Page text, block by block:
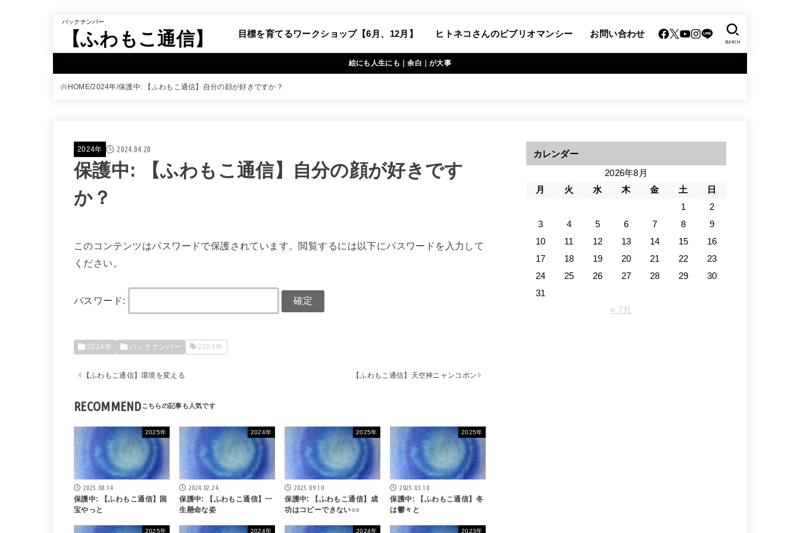
バックナンバー
【ふわもこ通信】 目標を育てるワークショップ【6月、12月】 ヒトネコさんのビブリオマンシー お問い合わせ
SEARCH
絵にも人生にも｜余白｜が大事
HOME 2024年 保護中: 【ふわもこ通信】自分の顔が好きですか？
2024年 2024.04.20
保護中: 【ふわもこ通信】自分の顔が好きです
か？
このコンテンツはパスワードで保護されています。閲覧するには以下にパスワードを入力して
ください。
パスワード:
2024年 バックナンバー 2024年
【ふわもこ通信】環境を変える 【ふわもこ通信】天空神ニャンコポン
RECOMMEND
2025年
2025.08.14
保護中: 【ふわもこ通信】国
宝やっと
2024年
2024.02.24
保護中: 【ふわもこ通信】一
生懸命な姿
2025年
2025.09.10
保護中: 【ふわもこ通信】成
功はコピーできない○○
2025年
2025.03.10
保護中: 【ふわもこ通信】冬
は鬱々と
2025年 2024年 2024年 2023年
カレンダー
2026年8月
月
火 水 木 金 土
日
1
2
3
4 5 6 7 8
9
10
11 12 13 14 15
16
17
18 19 20 21 22
23
24
25 26 27 28 29
30
31
« 7月